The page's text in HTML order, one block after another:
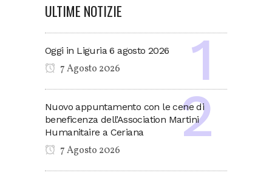
ULTIME NOTIZIE
Oggi in Liguria 6 agosto 2026
7 Agosto 2026
Nuovo appuntamento con le cene di
beneficenza dell’Association Martini
Humanitaire a Ceriana
7 Agosto 2026